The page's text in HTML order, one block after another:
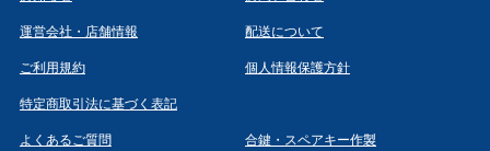
運営会社・店舗情報 配送について
ご利用規約 個人情報保護方針
特定商取引法に基づく表記
よくあるご質問 合鍵・スペアキー作製